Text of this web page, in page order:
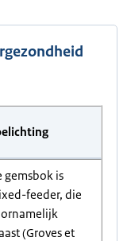
gemsbok is
feeder, die
(Groves et